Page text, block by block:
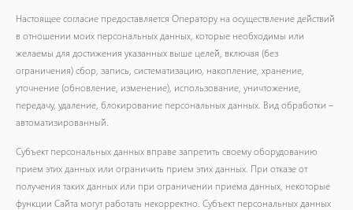
Настоящее согласие предоставляется Оператору на осуществление действий
в отношении моих персональных данных, которые необходимы или
желаемы для достижения указанных выше целей, включая (без
ограничения) сбор, запись, систематизацию, накопление, хранение,
уточнение (обновление, изменение), использование, уничтожение,
передачу, удаление, блокирование персональных данных. Вид обработки –
автоматизированный.
Субъект персональных данных вправе запретить своему оборудованию
прием этих данных или ограничить прием этих данных. При отказе от
получения таких данных или при ограничении приема данных, некоторые
функции Сайта могут работать некорректно. Субъект персональных данных